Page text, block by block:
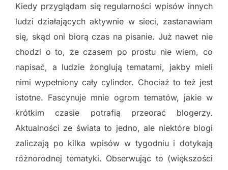
Kiedy przyglądam się regularności wpisów innych
ludzi działających aktywnie w sieci, zastanawiam
się, skąd oni biorą czas na pisanie. Już nawet nie
chodzi o to, że czasem po prostu nie wiem, co
napisać, a ludzie żonglują tematami, jakby mieli
nimi wypełniony cały cylinder. Chociaż to też jest
istotne. Fascynuje mnie ogrom tematów, jakie w
krótkim czasie potrafią przeorać blogerzy.
Aktualności ze świata to jedno, ale niektóre blogi
zaliczają po kilka wpisów w tygodniu i dotykają
różnorodnej tematyki. Obserwując to (większości